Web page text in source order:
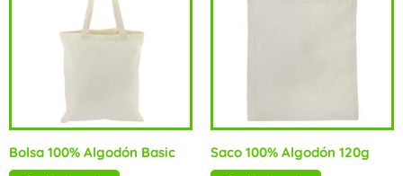
Bolsa 100% Algodón Basic Saco 100% Algodón 120g